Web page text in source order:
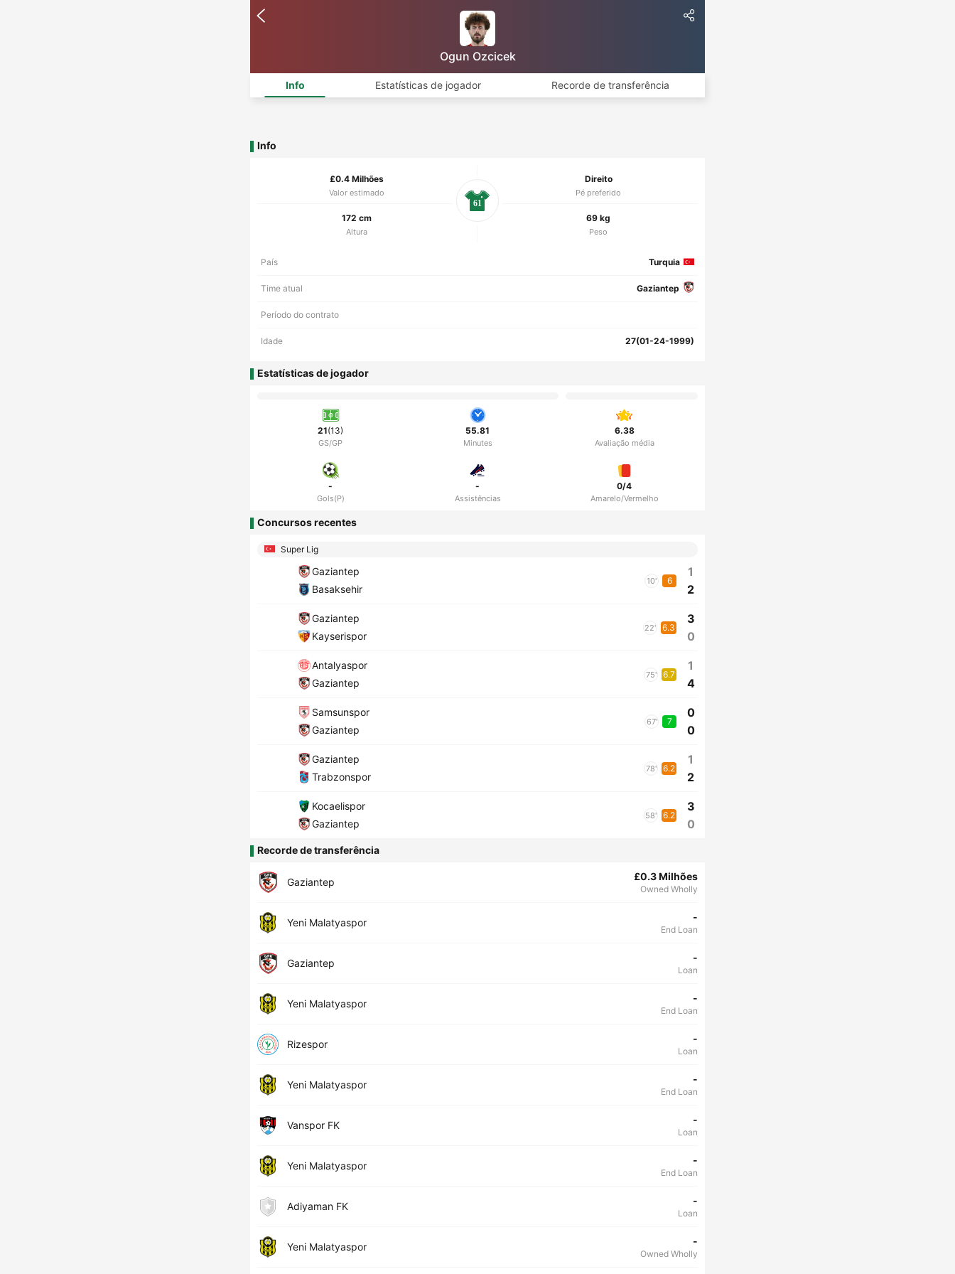
Ogun Ozcicek
Info Estatísticas de jogador Recorde de transferência
Info
£0.4 Milhões
Valor estimado
Direito
Pé preferido
172 cm
Altura
69 kg
Peso
61
País Turquia
Time atual Gaziantep
Período do contrato
Idade 27(01-24-1999)
Estatísticas de jogador
21(13)
GS/GP
55.81
Minutes
6.38
Avaliação média
-
Gols(P)
-
Assistências
0/4
Amarelo/Vermelho
Concursos recentes
Super Lig
Gaziantep
Basaksehir
10' 6
1
2
Gaziantep
Kayserispor
22' 6.3
3
0
Antalyaspor
Gaziantep
75' 6.7
1
4
Samsunspor
Gaziantep
67' 7
0
0
Gaziantep
Trabzonspor
78' 6.2
1
2
Kocaelispor
Gaziantep
58' 6.2
3
0
Recorde de transferência
Gaziantep £0.3 Milhões
Owned Wholly
Yeni Malatyaspor -
End Loan
Gaziantep -
Loan
Yeni Malatyaspor -
End Loan
Rizespor -
Loan
Yeni Malatyaspor -
End Loan
Vanspor FK -
Loan
Yeni Malatyaspor -
End Loan
Adiyaman FK -
Loan
Yeni Malatyaspor -
Owned Wholly